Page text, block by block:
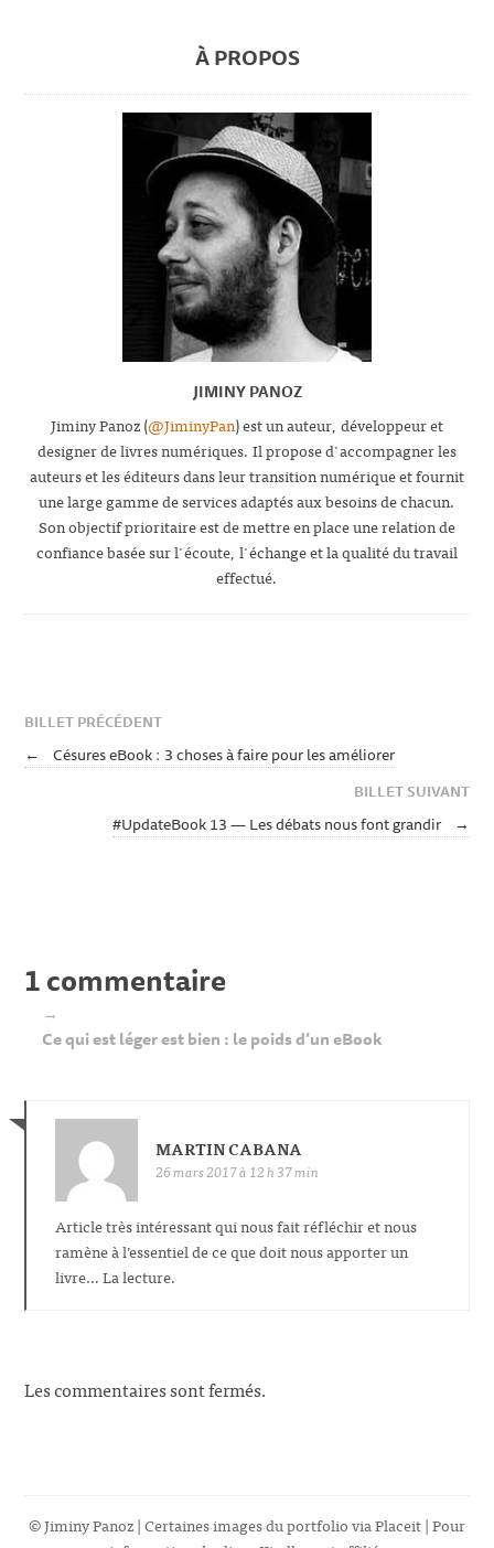
À PROPOS
JIMINY PANOZ
Jiminy Panoz (@JiminyPan) est un auteur, développeur et
designer de livres numériques. Il propose d'accompagner les
auteurs et les éditeurs dans leur transition numérique et fournit
une large gamme de services adaptés aux besoins de chacun.
Son objectif prioritaire est de mettre en place une relation de
confiance basée sur l'écoute, l'échange et la qualité du travail
effectué.
BILLET PRÉCÉDENT
← Césures eBook : 3 choses à faire pour les améliorer
BILLET SUIVANT
#UpdateBook 13 — Les débats nous font grandir →
1 commentaire
→
Ce qui est léger est bien : le poids d’un eBook
MARTIN CABANA
26 mars 2017 à 12 h 37 min
Article très intéressant qui nous fait réfléchir et nous
ramène à l’essentiel de ce que doit nous apporter un
livre… La lecture.
Les commentaires sont fermés.
© Jiminy Panoz | Certaines images du portfolio viaPlaceit| Pour